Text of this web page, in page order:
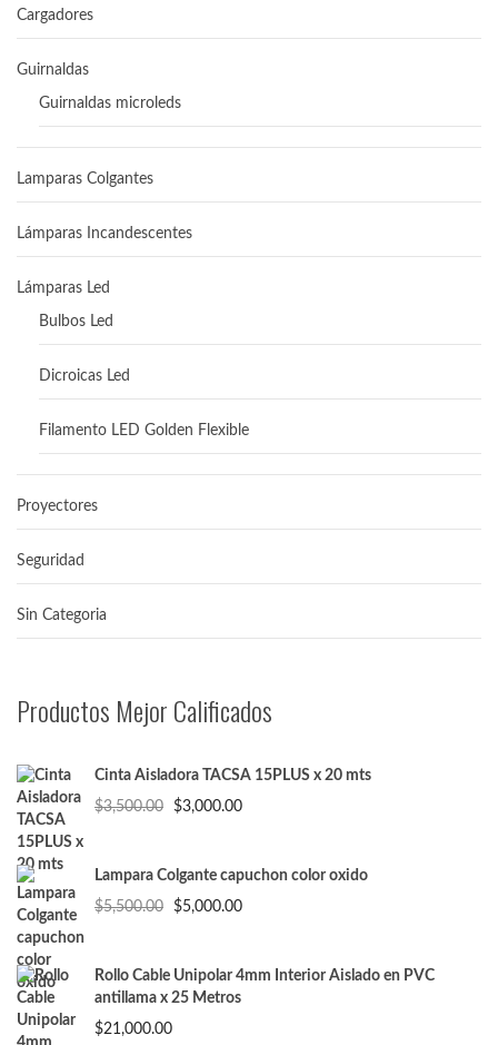
Cargadores
Guirnaldas
Guirnaldas microleds
Lamparas Colgantes
Lámparas Incandescentes
Lámparas Led
Bulbos Led
Dicroicas Led
Filamento LED Golden Flexible
Proyectores
Seguridad
Sin Categoria
Productos Mejor Calificados
Cinta Aisladora TACSA 15PLUS x 20 mts
$3,500.00
El
era:
$3,500.00.
$3,000.00El
es:
Lampara Colgante capuchon color oxido
$5,500.00
El
era:
$5,500.00.
$5,000.00El
es:
Rollo Cable Unipolar 4mm Interior Aislado en PVC
antillama x 25 Metros
$21,000.00